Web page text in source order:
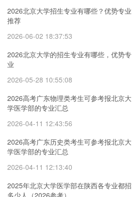
2026北京大学招生专业有哪些？优势专业
推荐
2026-06-02 18:37:53
2026北京大学的招生专业有哪些，优势专
业
2026-05-28 10:55:08
2026高考广东物理类考生可参考报北京大
学医学部的专业汇总
2026-04-11 12:43:56
2026高考广东历史类考生可参考报北京大
学医学部的专业汇总
2026-04-11 12:13:40
2025年北京大学医学部在陕西各专业都招
多少人（2026参考）